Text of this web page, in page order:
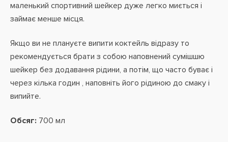
маленький спортивний шейкер дуже легко миється і
займає менше місця.
Якщо ви не плануєте випити коктейль відразу то
рекомендується брати з собою наповнений сумішшю
шейкер без додавання рідини, а потім, що часто буває і
через кілька годин , наповніть його рідиною до смаку і
випийте.
Обсяг: 700 мл